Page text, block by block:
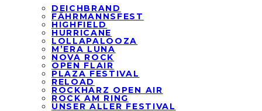
DEICHBRAND
FÄHRMANNSFEST
HIGHFIELD
HURRICANE
LOLLAPALOOZA
M’ERA LUNA
NOVA ROCK
OPEN FLAIR
PLAZA FESTIVAL
RELOAD
ROCKHARZ OPEN AIR
ROCK AM RING
UNSER ALLER FESTIVAL